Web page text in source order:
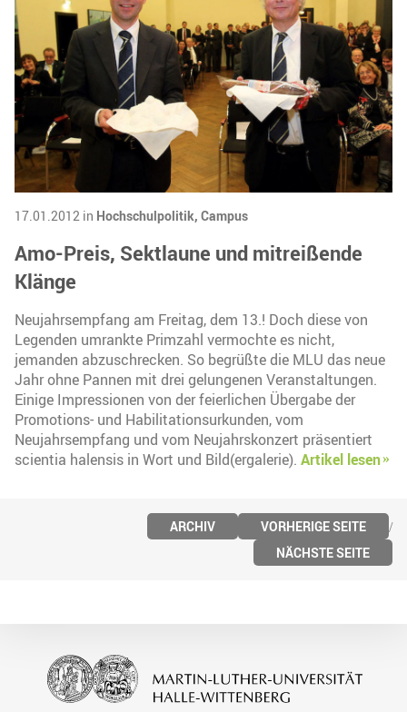
17.01.2012 in Hochschulpolitik, Campus
Amo-Preis, Sektlaune und mitreißende
Klänge
Neujahrsempfang am Freitag, dem 13.! Doch diese von
Legenden umrankte Primzahl vermochte es nicht,
jemanden abzuschrecken. So begrüßte die MLU das neue
Jahr ohne Pannen mit drei gelungenen Veranstaltungen.
Einige Impressionen von der feierlichen Übergabe der
Promotions- und Habilitationsurkunden, vom
Neujahrsempfang und vom Neujahrskonzert präsentiert
scientia halensis in Wort und Bild(ergalerie). Artikel lesen
VORHERIGE SEITE
NÄCHSTE SEITE
ARCHIV